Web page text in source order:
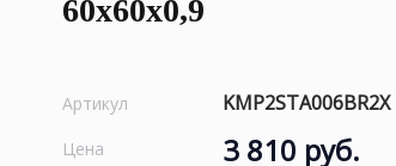
60x60x0,9
Артикул KMP2STA006BR2X
Цена 3 810 руб.